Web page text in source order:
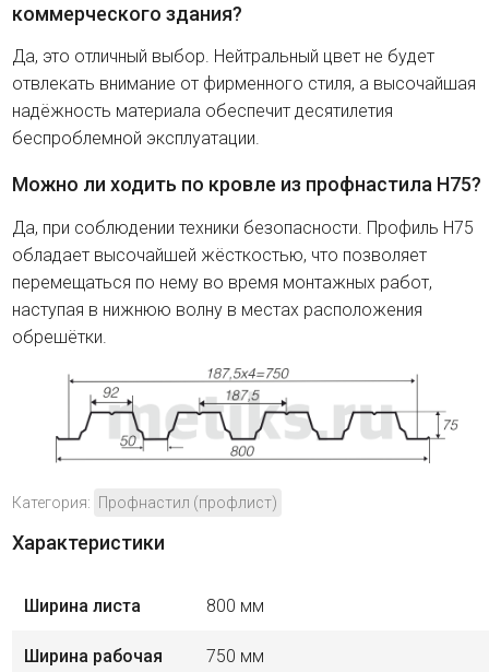
коммерческого здания?
Да, это отличный выбор. Нейтральный цвет не будет
отвлекать внимание от фирменного стиля, а высочайшая
надёжность материала обеспечит десятилетия
беспроблемной эксплуатации.
Можно ли ходить по кровле из профнастила H75?
Да, при соблюдении техники безопасности. Профиль H75
обладает высочайшей жёсткостью, что позволяет
перемещаться по нему во время монтажных работ,
наступая в нижнюю волну в местах расположения
обрешётки.
Категория: Профнастил (профлист)
Характеристики
Ширина листа 800 мм
Ширина рабочая 750 мм